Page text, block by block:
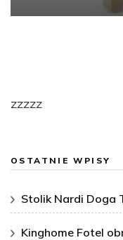
zzzzz
OSTATNIE WPISY
Stolik Nardi Doga
Kinghome Fotel